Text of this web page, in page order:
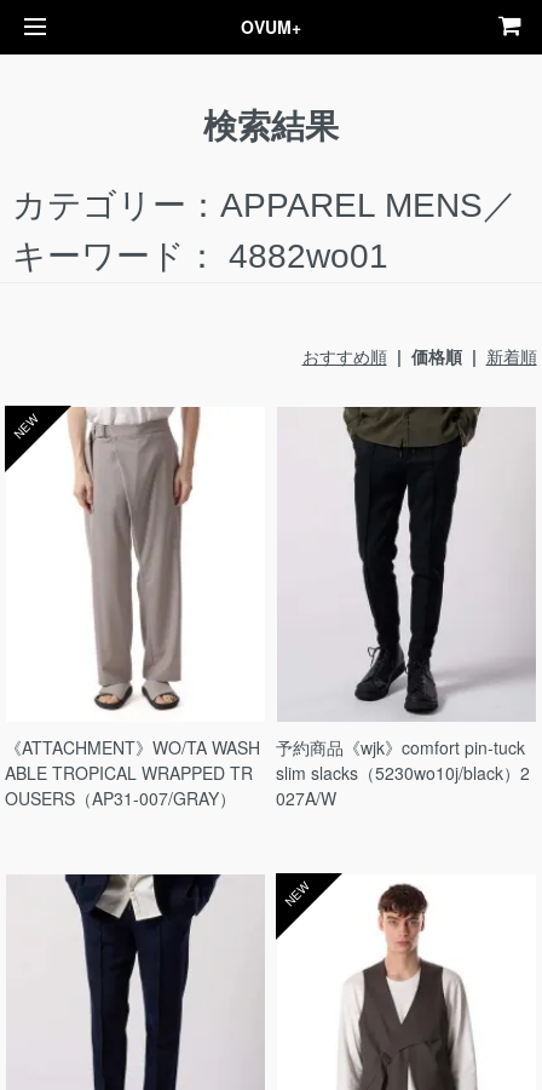
OVUM+
検索結果
カテゴリー：APPAREL MENS／
キーワード： 4882wo01
おすすめ順| 価格順 | 新着順
NEW
《ATTACHMENT》WO/TA WASH
ABLE TROPICAL WRAPPED TR
OUSERS（AP31-007/GRAY）
予約商品《wjk》comfort pin-tuck
slim slacks（5230wo10j/black）2
027A/W
NEW